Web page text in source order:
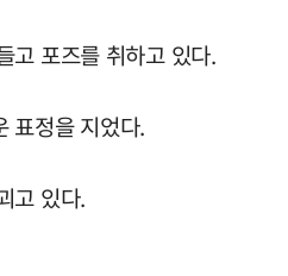
고 포즈를 취하고 있다.
표정을 지었다.
고 있다.